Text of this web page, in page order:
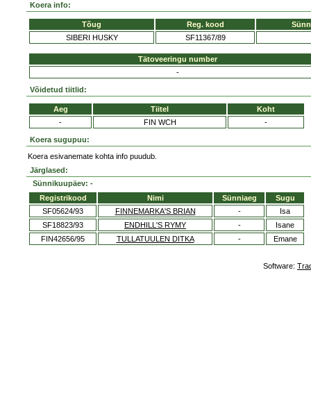
Koera info:
Tõug Reg. kood
SIBERI HUSKY
SF11367/89
Tätoveeringu number
-
Võidetud tiitlid:
Aeg Tiitel
Koht
-
FIN WCH -
Koera sugupuu:
Koera esivanemate kohta info puudub.
Järglased:
Sünnikuupäev: -
Registrikood
Nimi Sünniaeg
Sugu
SF05624/93
FINNEMARKA'S BRIAN -
Isa
SF18823/93
ENDHILL'S RYMY -
Isane
FIN42656/95
TULLATUULEN DITKA - Emane
Software: